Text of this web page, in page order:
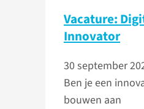
Vacature:
Innovator
30 september
Ben je een
bouwen aan